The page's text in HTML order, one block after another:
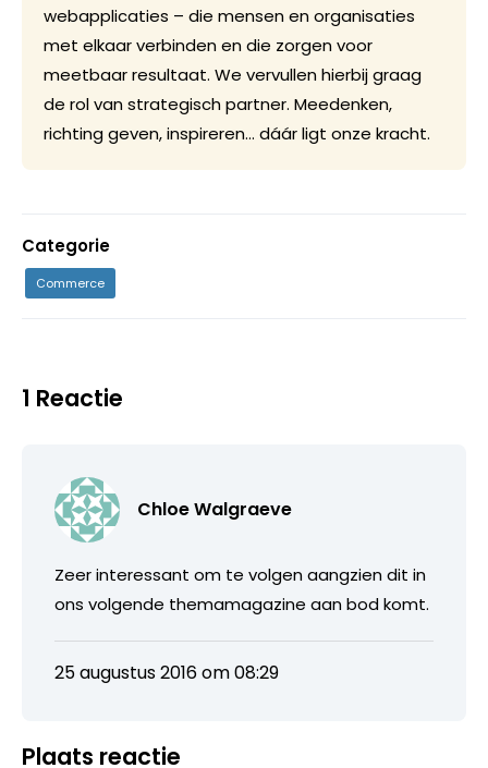
webapplicaties – die mensen en organisaties
met elkaar verbinden en die zorgen voor
meetbaar resultaat. We vervullen hierbij graag
de rol van strategisch partner. Meedenken,
richting geven, inspireren… dáár ligt onze kracht.
Categorie
Commerce
1 Reactie
Chloe Walgraeve
Zeer interessant om te volgen aangzien dit in
ons volgende themamagazine aan bod komt.
25 augustus 2016 om 08:29
Plaats reactie